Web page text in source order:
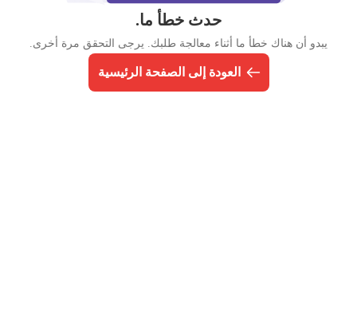
حدث خطأ ما.
يبدو أن هناك خطأ ما أثناء معالجة طلبك. يرجى التحقق مرة أخرى.
العودة إلى الصفحة الرئيسية